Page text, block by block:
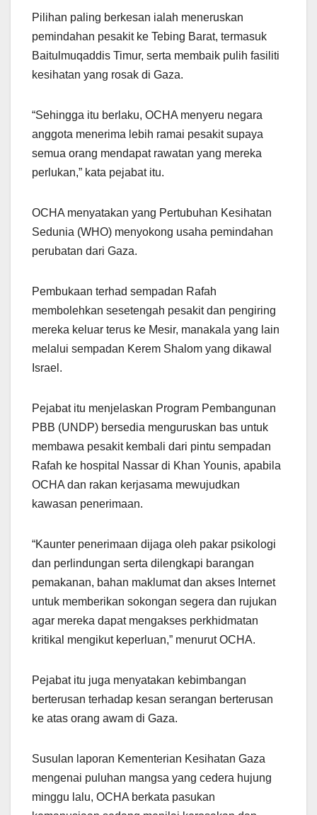
Pilihan paling berkesan ialah meneruskan
pemindahan pesakit ke Tebing Barat, termasuk
Baitulmuqaddis Timur, serta membaik pulih fasiliti
kesihatan yang rosak di Gaza.
“Sehingga itu berlaku, OCHA menyeru negara
anggota menerima lebih ramai pesakit supaya
semua orang mendapat rawatan yang mereka
perlukan,” kata pejabat itu.
OCHA menyatakan yang Pertubuhan Kesihatan
Sedunia (WHO) menyokong usaha pemindahan
perubatan dari Gaza.
Pembukaan terhad sempadan Rafah
membolehkan sesetengah pesakit dan pengiring
mereka keluar terus ke Mesir, manakala yang lain
melalui sempadan Kerem Shalom yang dikawal
Israel.
Pejabat itu menjelaskan Program Pembangunan
PBB (UNDP) bersedia menguruskan bas untuk
membawa pesakit kembali dari pintu sempadan
Rafah ke hospital Nassar di Khan Younis, apabila
OCHA dan rakan kerjasama mewujudkan
kawasan penerimaan.
“Kaunter penerimaan dijaga oleh pakar psikologi
dan perlindungan serta dilengkapi barangan
pemakanan, bahan maklumat dan akses Internet
untuk memberikan sokongan segera dan rujukan
agar mereka dapat mengakses perkhidmatan
kritikal mengikut keperluan,” menurut OCHA.
Pejabat itu juga menyatakan kebimbangan
berterusan terhadap kesan serangan berterusan
ke atas orang awam di Gaza.
Susulan laporan Kementerian Kesihatan Gaza
mengenai puluhan mangsa yang cedera hujung
minggu lalu, OCHA berkata pasukan